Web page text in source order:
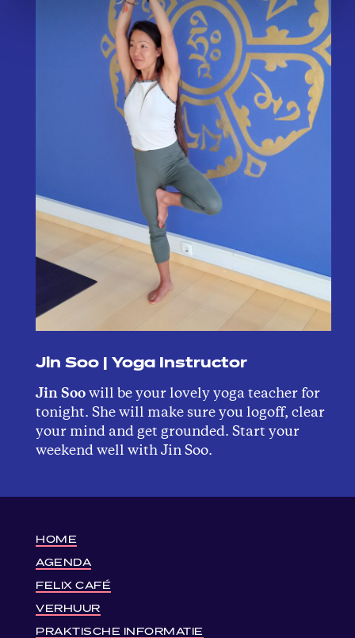
Jin Soo | Yoga Instructor
Jin Soo will be your lovely yoga teacher for
tonight. She will make sure you logoff, clear
your mind and get grounded. Start your
weekend well with Jin Soo.
HOME
AGENDA
FELIX CAFÉ
VERHUUR
PRAKTISCHE INFORMATIE